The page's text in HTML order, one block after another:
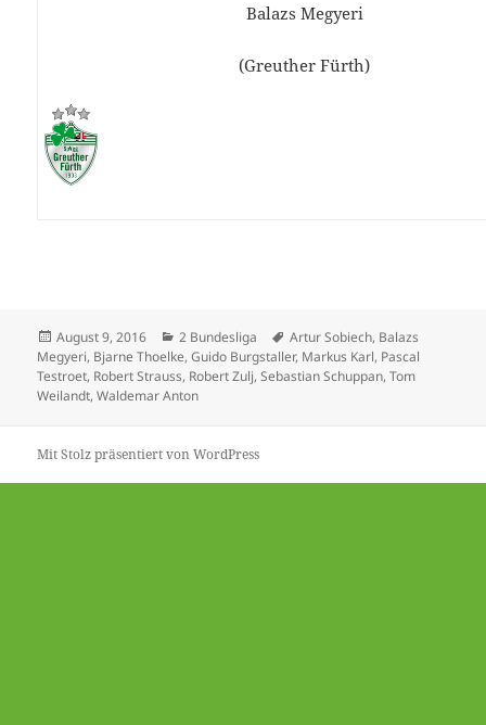
Balazs Megyeri
(Greuther Fürth)
Veröffentlicht
am
August 9, 2016 Kategorien
2 Bundesliga Schlagwörter
Artur Sobiech, Balazs
Megyeri, Bjarne Thoelke,Guido Burgstaller, Markus Karl, Pascal
Testroet, Robert Strauss, Robert Zulj,Sebastian Schuppan,Tom
Weilandt,Waldemar Anton
Mit Stolz präsentiert von WordPress